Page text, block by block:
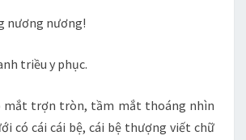
nương nương!
triều y phục.
mắt trợn tròn, tầm mắt thoáng nhìn
có cái cái bệ, cái bệ thượng viết chữ